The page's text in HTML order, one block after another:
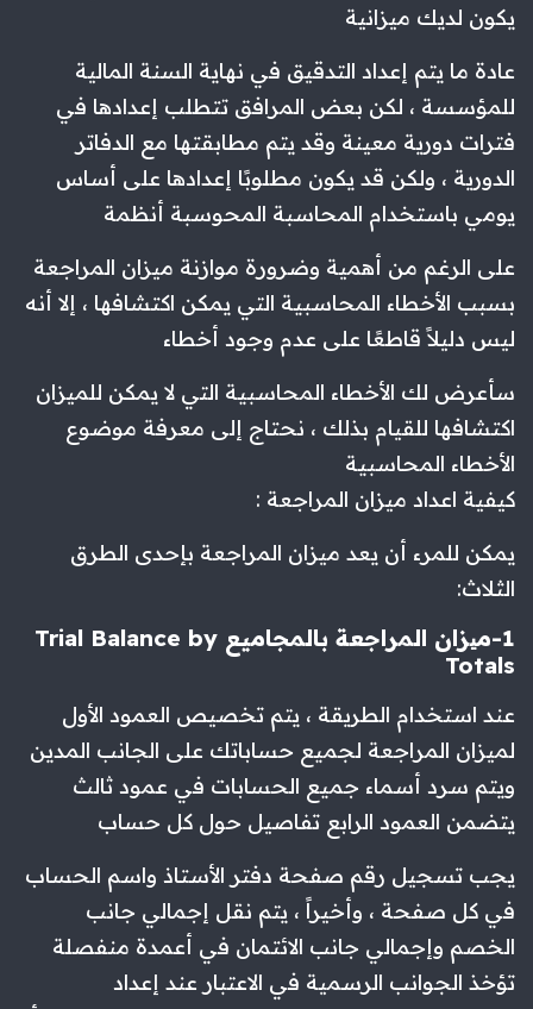
يكون لديك ميزانية
عادة ما يتم إعداد التدقيق في نهاية السنة المالية
للمؤسسة ، لكن بعض المرافق تتطلب إعدادها في
فترات دورية معينة وقد يتم مطابقتها مع الدفاتر
الدورية ، ولكن قد يكون مطلوبًا إعدادها على أساس
يومي باستخدام المحاسبة المحوسبة أنظمة
على الرغم من أهمية وضرورة موازنة ميزان المراجعة
بسبب الأخطاء المحاسبية التي يمكن اكتشافها ، إلا أنه
ليس دليلاً قاطعًا على عدم وجود أخطاء
سأعرض لك الأخطاء المحاسبية التي لا يمكن للميزان
اكتشافها للقيام بذلك ، نحتاج إلى معرفة موضوع
الأخطاء المحاسبية
كيفية اعداد ميزان المراجعة :
يمكن للمرء أن يعد ميزان المراجعة بإحدى الطرق
الثلاث:
1-میزان المراجعة بالمجاميع Trial Balance by
Totals
عند استخدام الطريقة ، يتم تخصيص العمود الأول
لميزان المراجعة لجميع حساباتك على الجانب المدين
ويتم سرد أسماء جميع الحسابات في عمود ثالث
يتضمن العمود الرابع تفاصيل حول كل حساب
يجب تسجيل رقم صفحة دفتر الأستاذ واسم الحساب
في كل صفحة ، وأخيراً ، يتم نقل إجمالي جانب
الخصم وإجمالي جانب الائتمان في أعمدة منفصلة
تؤخذ الجوانب الرسمية في الاعتبار عند إعداد